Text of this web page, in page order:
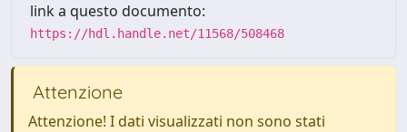
link a questo documento:
https://hdl.handle.net/11568/508468
Attenzione
Attenzione! I dati visualizzati non sono stati